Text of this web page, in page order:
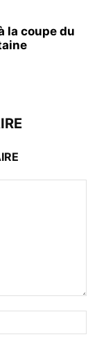
la coupe du